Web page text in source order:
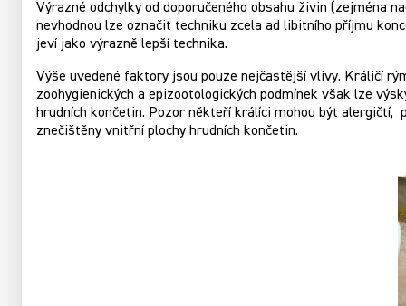
Výrazné odchylky od doporučeného obsahu živin (zejména
nevhodnou lze označit techniku zcela ad libitního příjmu
jeví jako výrazně lepší technika.
Výše uvedené faktory jsou pouze nejčastější vlivy. Králičí
zoohygienických a epizootologických podmínek však lze
hrudních končetin. Pozor někteří králíci mohou být
znečištěny vnitřní plochy hrudních končetin.